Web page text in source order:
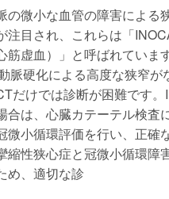
の微小な血管の障害による
注目され、これらは「
筋虚血）」と呼ばれています
脈硬化による高度な狭窄が
だけでは診断が困難です
合は、心臓カテーテル検査
微小循環評価を行い、正確
縮性狭心症と冠微小循環障
め、適切な診